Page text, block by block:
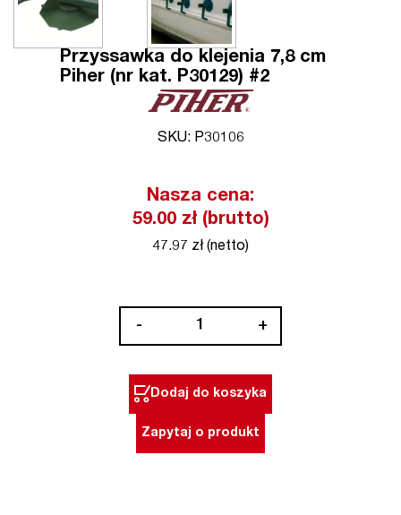
Przyssawka do klejenia 7,8 cm
Piher (nr kat. P30129) #2
SKU: P30106
Nasza cena:
59.00 zł (brutto)
47.97 zł (netto)
-
klejenia
7,8
+
Dodaj do koszyka
Zapytaj o produkt